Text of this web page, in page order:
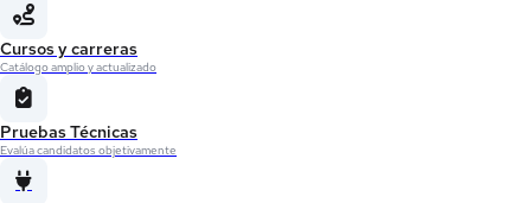
Cursos y carreras
Catálogo amplio y actualizado
Pruebas Técnicas
Evalúa candidatos objetivamente